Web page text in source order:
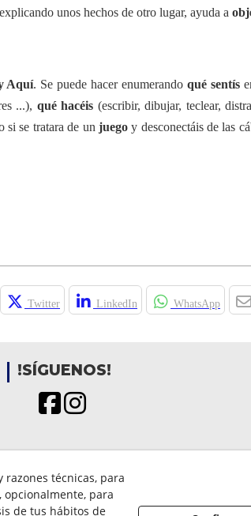
unos hechos de otro lugar, ayuda a
Aquí. Se puede hacer enumerandoqué sentís
...), qué hacéis (escribir, dibujar, teclear,
si se tratara de un juegoy desconectáis de las
Twitter LinkedIn WhatsApp
!SÍGUENOS!
Política de Privacidad
Política Cookies
técnicas, para
para
de tus hábitos de